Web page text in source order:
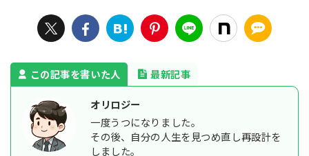
この記事を書いた人 最新記事
オリロジー
一度うつになりました。
その後、自分の人生を見つめ直し再設計を
しました。